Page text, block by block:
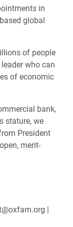
in
global
of people
who can
of economic
bank,
stature, we
President
merit-
|